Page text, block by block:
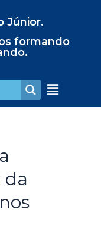
Júnior.
formando
da